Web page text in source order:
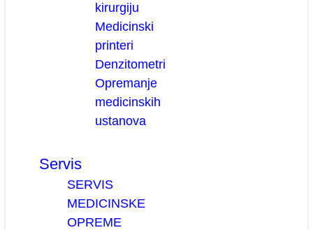
kirurgiju
Medicinski
printeri
Denzitometri
Opremanje
medicinskih
ustanova
Servis
SERVIS
MEDICINSKE
OPREME